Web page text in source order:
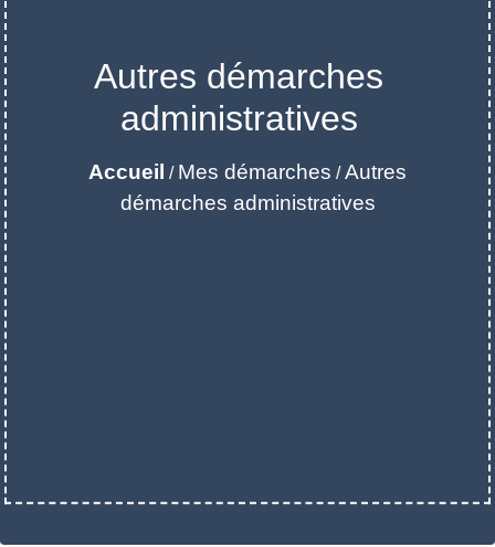
Autres démarches
administratives
Accueil / Mes démarches /Autres
démarches administratives